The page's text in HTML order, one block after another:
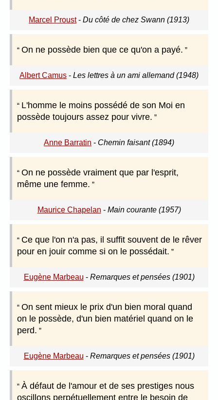
Marcel Proust- Du côté de chez Swann (1913)
On ne possède bien que ce qu'on a payé.
Albert Camus - Les lettres à un ami allemand (1948)
L'homme le moins possédé de son Moi en
possède toujours assez pour vivre.
Anne Barratin - Chemin faisant (1894)
On ne possède vraiment que par l'esprit,
même une femme.
Maurice Chapelan - Main courante (1957)
Ce que l'on n'a pas, il suffit souvent de le rêver
pour en jouir comme si on le possédait.
Eugène Marbeau - Remarques et pensées (1901)
On sent mieux le prix d'un bien moral quand
on le possède, d'un bien matériel quand on le
perd.
Eugène Marbeau - Remarques et pensées (1901)
À défaut de l'amour et de ses prestiges nous
oscillons perpétuellement entre le besoin de